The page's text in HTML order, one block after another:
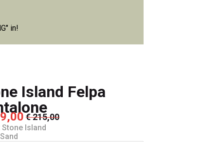
in!
Island Felpa
€ 215,00
Stone Island
Sand